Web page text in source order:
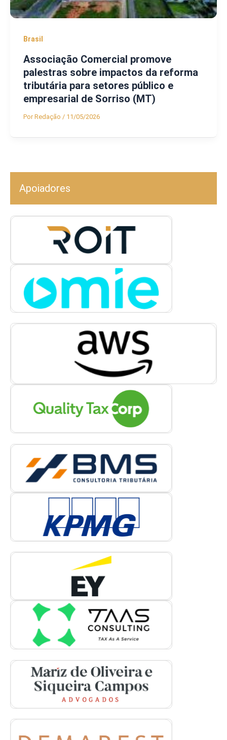
Brasil
Associação Comercial promove
palestras sobre impactos da reforma
tributária para setores público e
empresarial de Sorriso (MT)
PorRedação / 11/05/2026
Apoiadores